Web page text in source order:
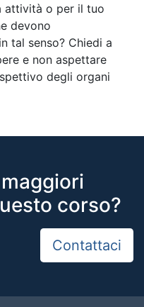
attività o per il tuo
devono
tal senso? Chiedi a
e non aspettare
degli organi
corso?
Contattaci